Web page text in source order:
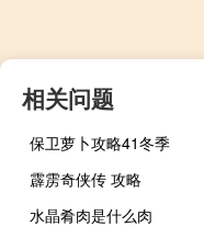
相关问题
保卫萝卜攻略41冬季
霹雳奇侠传 攻略
水晶肴肉是什么肉